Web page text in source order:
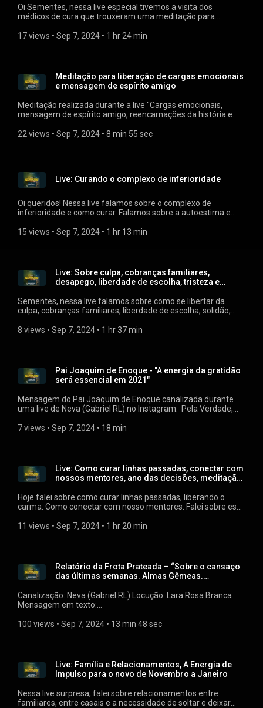
Oi Sementes, nessa live especial tivemos a visita dos
médicos de cura que trouxeram uma meditação para
TOC. Falamos sobre as emoções atuais, as liberações que
manutenção dos trabalhos: BANCO INTER (077) Sementes
das Estrelas LTDA Agência: 0001 (se solicitar dígito, é o 9)
Conta Corrente: 7938543-5 CNPJ: 30.215.049/0001-22 Chave
Pix: bieljaguar@gmail.com BANCO ITAÚ (341) Sementes das
Estrelas LTDA Agência: 3707 Conta Corrente: 28663-3 CNPJ /
Chave Pix: 30.215.049/0001-22 Não esqueçam de enviar a
alguém que sintam que essa live poderá ajudar de alguma
forma! Beijos! Neva (Gabriel RL)
17 views • Sep 7, 2024 • 1 hr 24 min
Meditação para liberação de cargas emocionais
e mensagem de espírito amigo
Meditação realizada durante a live "Cargas emocionais,
mensagem de espírito amigo, reencarnações da história e
22 views • Sep 7, 2024 • 8 min 55 sec
Live: Curando o complexo de inferioridade
Oi queridos! Nessa live falamos sobre o complexo de
inferioridade e como curar. Falamos sobre a autoestima e
da nova era e como identificar se você está em um. Muito
15 views • Sep 7, 2024 • 1 hr 13 min
Live: Sobre culpa, cobranças familiares,
desapego, liberdade de escolha, tristeza e
Sementes, nessa live falamos sobre como se libertar da
culpa, cobranças familiares, liberdade de escolha, solidão,
motivação em trabalhar com espiritualidade e respondi
8 views • Sep 7, 2024 • 1 hr 37 min
Pai Joaquim de Enoque - "A energia da gratidão
será essencial em 2021"
Mensagem do Pai Joaquim de Enoque canalizada durante
uma live de Neva (Gabriel RL) no Instagram. Pela Verdade,
RL)
7 views • Sep 7, 2024 • 18 min
Live: Como curar linhas passadas, conectar com
nossos mentores, ano das decisões, meditação
Hoje falei sobre como curar linhas passadas, liberando o
carma. Como conectar com nosso mentores. Falei sobre esse
rédeas das suas vidas e definir o que é melhor para vocês.
favor, compartilhem essa live, enviem para aqueles que
acham que precisam ouvi-la! Neva (Gabriel RL)
11 views • Sep 7, 2024 • 1 hr 20 min
Relatório da Frota Prateada – “Sobre o cansaço
das últimas semanas. Almas Gêmeas.
Canalização: Neva (Gabriel RL) Locução: Lara Rosa Branca
Mensagem em texto:
da-frota-prateada-sobre-o-cansaco-das-ultimas-semanas-
100 views • Sep 7, 2024 • 13 min 48 sec
Live: Família e Relacionamentos, A Energia de
Impulso para o novo de Novembro a Janeiro
Nessa live surpresa, falei sobre relacionamentos entre
familiares, entre casais e a necessidade de soltar e deixar